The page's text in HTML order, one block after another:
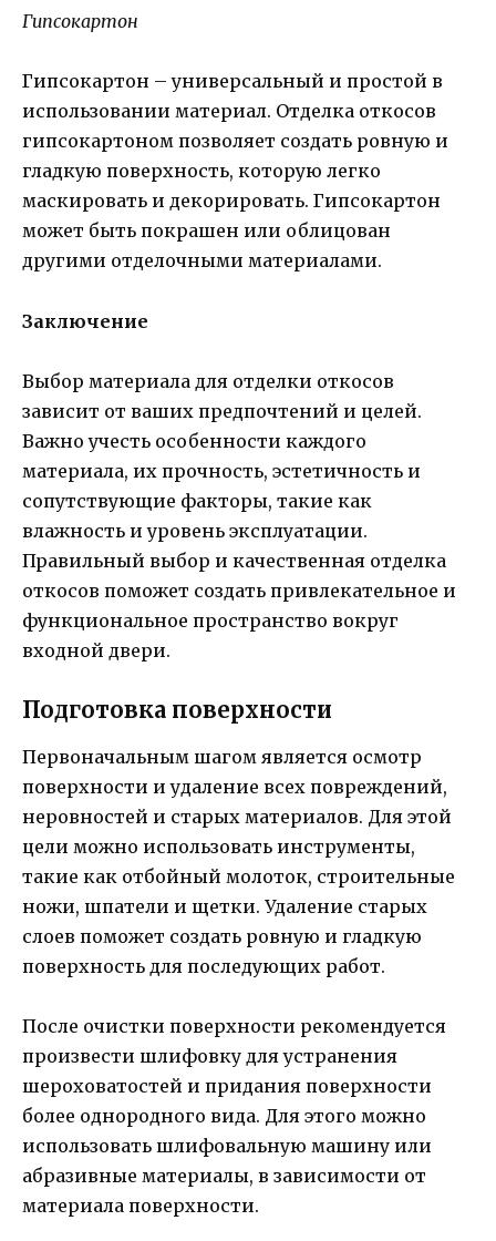
Гипсокартон
Гипсокартон – универсальный и простой в
использовании материал. Отделка откосов
гипсокартоном позволяет создать ровную и
гладкую поверхность, которую легко
маскировать и декорировать. Гипсокартон
может быть покрашен или облицован
другими отделочными материалами.
Заключение
Выбор материала для отделки откосов
зависит от ваших предпочтений и целей.
Важно учесть особенности каждого
материала, их прочность, эстетичность и
сопутствующие факторы, такие как
влажность и уровень эксплуатации.
Правильный выбор и качественная отделка
откосов поможет создать привлекательное и
функциональное пространство вокруг
входной двери.
Подготовка поверхности
Первоначальным шагом является осмотр
поверхности и удаление всех повреждений,
неровностей и старых материалов. Для этой
цели можно использовать инструменты,
такие как отбойный молоток, строительные
ножи, шпатели и щетки. Удаление старых
слоев поможет создать ровную и гладкую
поверхность для последующих работ.
После очистки поверхности рекомендуется
произвести шлифовку для устранения
шероховатостей и придания поверхности
более однородного вида. Для этого можно
использовать шлифовальную машину или
абразивные материалы, в зависимости от
материала поверхности.